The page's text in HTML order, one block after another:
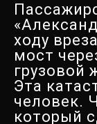
ходу
мост
грузовой
Эта
человек.
который